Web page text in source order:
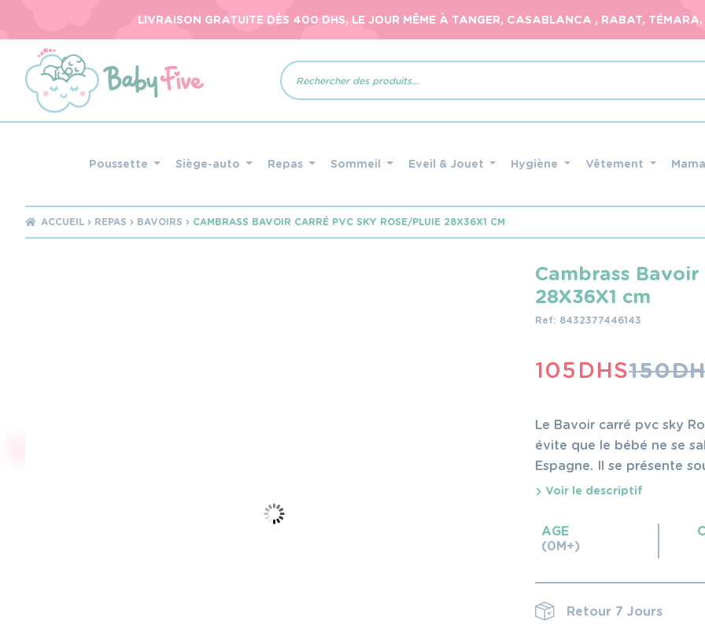
LIVRAISON GRATUITE DÈS 400 DHS, LE JOUR MÊME À TANGER, CASABLANCA , RABAT,
Recherche
de
produits
Poussette Siège-auto Repas Sommeil Eveil & Jouet Hygiène Vêtement
ACCUEIL REPAS BAVOIRS CAMBRASS BAVOIR CARRÉ PVC SKY ROSE/PLUIE 28X36X1 CM
Cambrass
28X36X1 cm
Ref: 8432377446143
150
LE
INITIAL
ÉTAIT :
150 DHS.
105 DHS
LE
ACTUEL
EST :
105 DHS.
Le Bavoir carré pvc sky
évite que le bébé ne se
Espagne. Il se présente
Voir le descriptif
AGE
(0M+)
Retour 7 Jours